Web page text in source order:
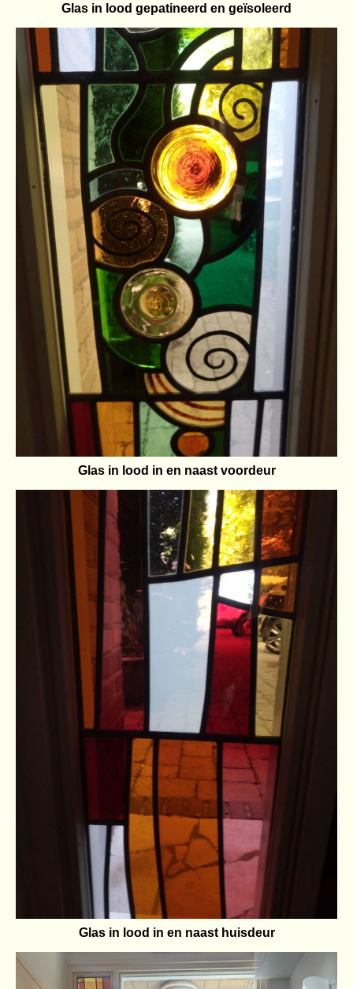
Glas in lood gepatineerd en geïsoleerd
Glas in lood in en naast voordeur
Glas in lood in en naast huisdeur